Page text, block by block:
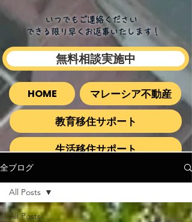
いつでもご連絡ください
できる限り早くお返事いたします​！
無料相談実施中
HOME
マレーシア不動産
教育移住サポート
生活移住サポート
全ブログ
All Posts
All Posts